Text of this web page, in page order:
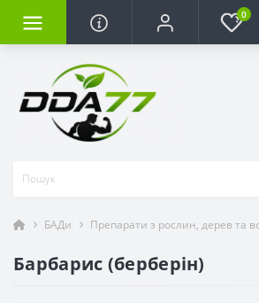
0
БАДи Препарати з рослин, дерев та
Барбарис (берберін)